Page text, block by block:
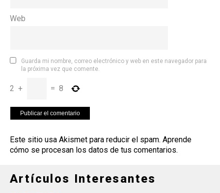
Web
Guarda mi nombre, correo electrónico y web en este navegador para
la próxima vez que comente.
2 + = 8
Este sitio usa Akismet para reducir el spam. Aprende
cómo se procesan los datos de tus comentarios.
Artículos Interesantes